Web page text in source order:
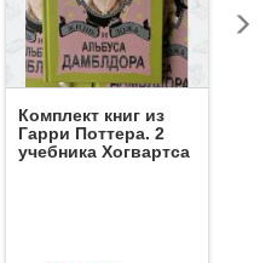
Комплект книг из
Гарри Поттера. 2
учебника Хогвартса